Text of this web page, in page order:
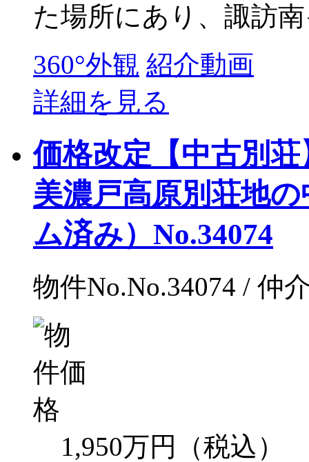
た場所にあり、諏訪
360°外観 紹介動画
詳細を見る
価格改定【中古別
美濃戸高原別荘地
ム済み）No.34074
物件No.No.34074 / 仲
1,950万円（税込）